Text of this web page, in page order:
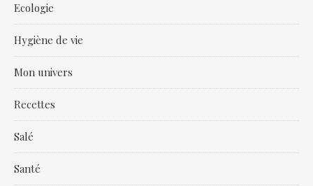
Ecologie
Hygiène de vie
Mon univers
Recettes
Salé
Santé